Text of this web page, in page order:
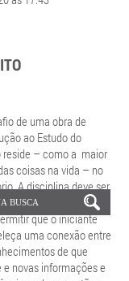
de uma obra de
ao Estudo do
reside – como a maior
coisas na vida – no
A disciplina deve ser
acessível
que o iniciante
uma conexão entre
de que
e novas informações e